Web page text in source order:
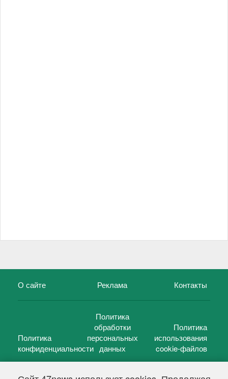
О сайте Реклама Контакты
Политика
конфиденциальности
Политика
обработки
персональных
данных
Политика
использования
cookie-файлов